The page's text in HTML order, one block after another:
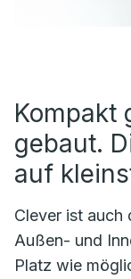
Kompakt
gebaut.
auf
Clever ist auch
Außen- und
Platz wie